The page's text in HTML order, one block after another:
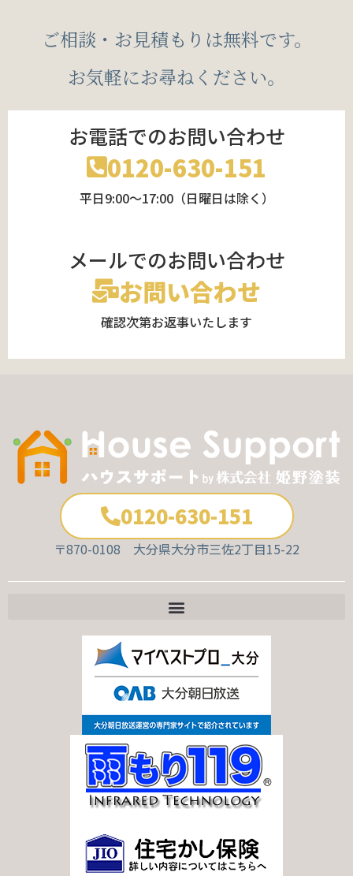
ご相談・お見積もりは無料です。
お気軽にお尋ねください。
お電話でのお問い合わせ
0120-630-151
平日9:00～17:00（日曜日は除く）
メールでのお問い合わせ
お問い合わせ
確認次第お返事いたします
0120-630-151
〒870-0108 大分県大分市三佐2丁目15-22